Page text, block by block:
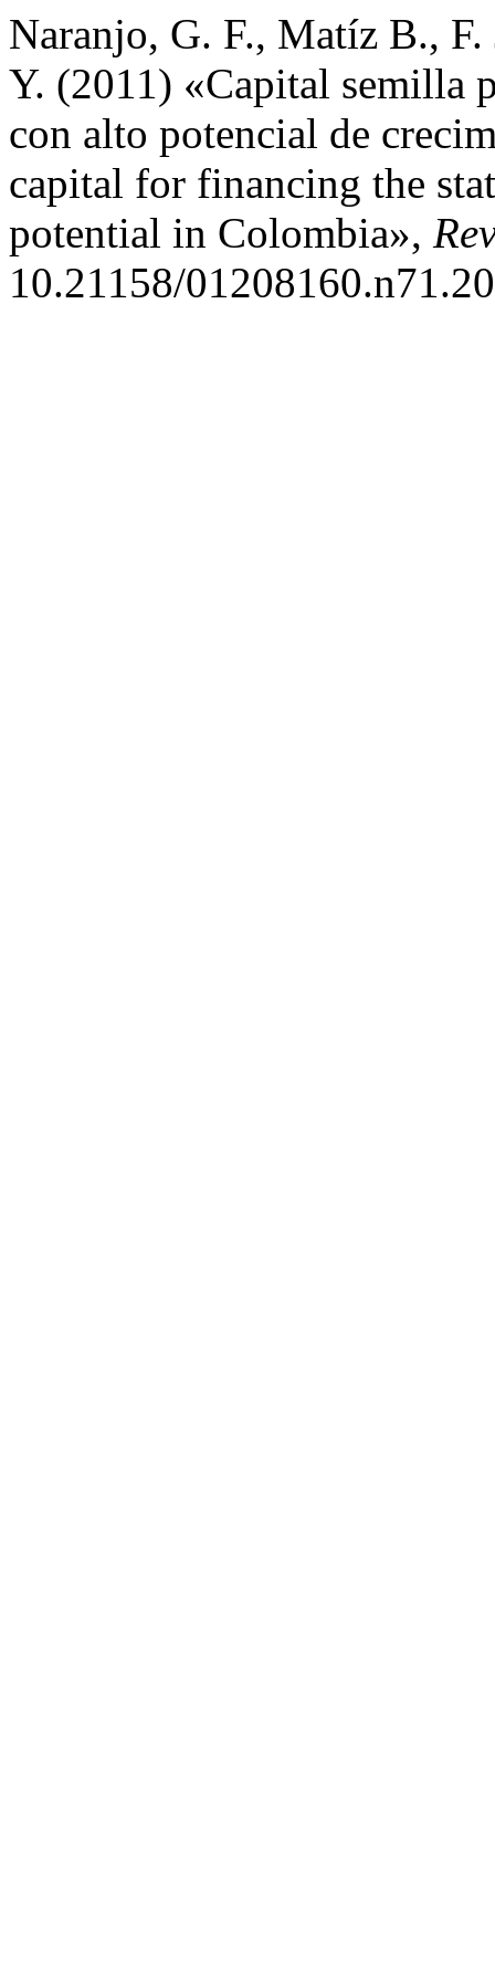
Naranjo, G. F., Matíz B.,
Y. (2011) «Capital semilla
con alto potencial de
capital for financing the
potential in Colombia»,
10.21158/